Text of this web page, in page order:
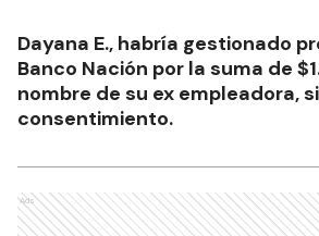
Dayana E., habría gestionado
Banco Nación por la suma de
nombre de su ex empleadora,
consentimiento.
Ads